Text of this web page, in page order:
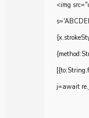
<img
j=await